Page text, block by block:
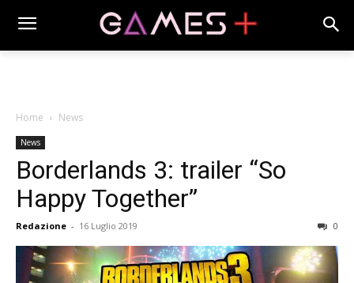
Home News
News
Borderlands 3: trailer “So
Happy Together”
Redazione - 16 Luglio 2019 0